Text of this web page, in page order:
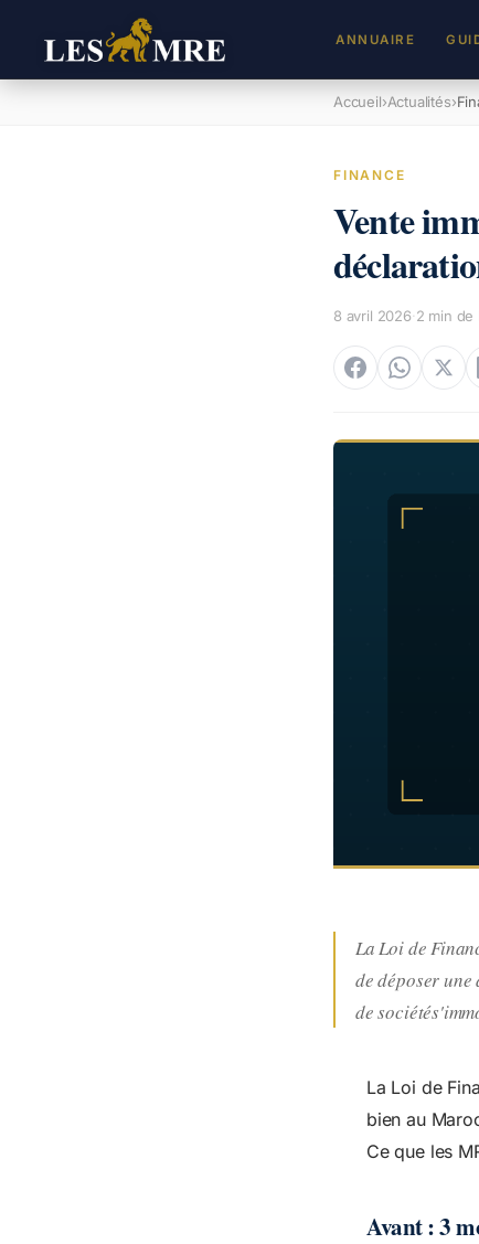
ANNUAIRE
Accueil›Actualités›
FINANCE
Vente
8 avril 2026·2 min de
La Loi de
de déposer
de
La Loi de
bien au
Ce que les
Avant : 3